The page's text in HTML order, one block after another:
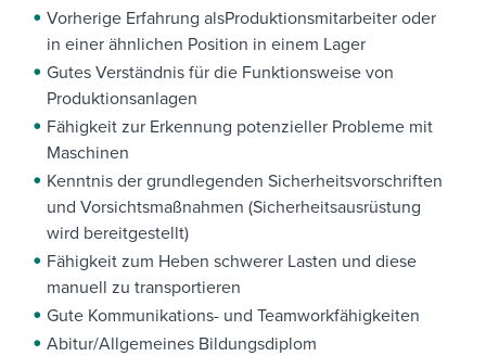
Vorherige Erfahrung alsProduktionsmitarbeiter oder
in einer ähnlichen Position in einem Lager
Gutes Verständnis für die Funktionsweise von
Produktionsanlagen
Fähigkeit zur Erkennung potenzieller Probleme mit
Maschinen
Kenntnis der grundlegenden Sicherheitsvorschriften
und Vorsichtsmaßnahmen (Sicherheitsausrüstung
wird bereitgestellt)
Fähigkeit zum Heben schwerer Lasten und diese
manuell zu transportieren
Gute Kommunikations- und Teamworkfähigkeiten
Abitur/Allgemeines Bildungsdiplom